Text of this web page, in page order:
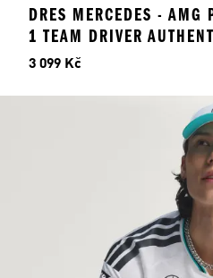
DRES MERCEDES - AMG
1 TEAM DRIVER
Cena
3 099 Kč